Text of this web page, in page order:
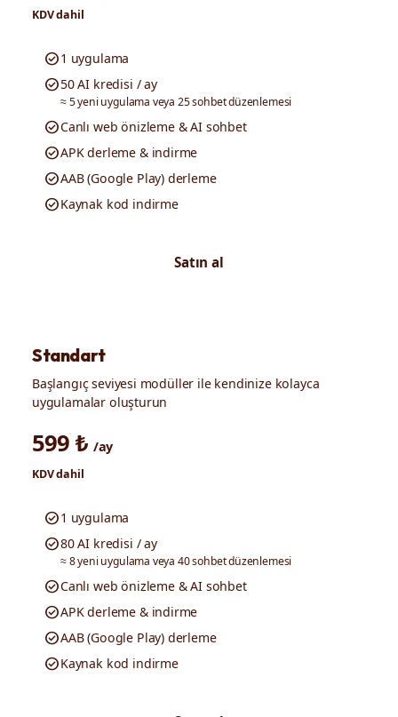
KDV dahil
check_circle1 uygulama
check_circle50 AI kredisi / ay
≈ 5 yeni uygulama veya 25 sohbet düzenlemesi
check_circleCanlı web önizleme & AI sohbet
check_circleAPK derleme & indirme
check_circleAAB (Google Play) derleme
check_circleKaynak kod indirme
Satın al
Standart
Başlangıç seviyesi modüller ile kendinize kolayca
uygulamalar oluşturun
599 ₺/ay
KDV dahil
check_circle1 uygulama
check_circle80 AI kredisi / ay
≈ 8 yeni uygulama veya 40 sohbet düzenlemesi
check_circleCanlı web önizleme & AI sohbet
check_circleAPK derleme & indirme
check_circleAAB (Google Play) derleme
check_circleKaynak kod indirme